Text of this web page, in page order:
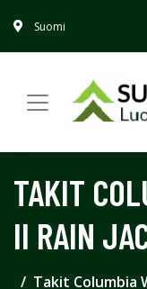
Suomi
TAKIT
II RAIN
Takit Columbia